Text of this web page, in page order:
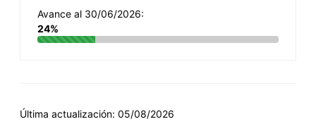
Avance al 30/06/2026:
24%
Última actualización: 05/08/2026